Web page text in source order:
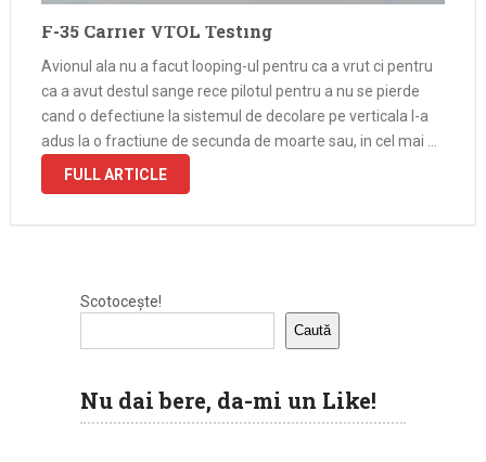
F-35 Carrier VTOL Testing
Avionul ala nu a facut looping-ul pentru ca a vrut ci pentru
ca a avut destul sange rece pilotul pentru a nu se pierde
cand o defectiune la sistemul de decolare pe verticala l-a
adus la o fractiune de secunda de moarte sau, in cel mai …
FULL ARTICLE
Scotocește!
Caută
Nu dai bere, da-mi un Like!